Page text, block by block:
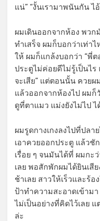
แน่” “งั้นเรามาพนันกัน ไ
ผมเดินออกจากห้อง พว
ทำเสร็จ ผมก็บอกว่าเท่า
ให้ ผมก็แกล้งบอกว่า “พี่
ประตูไม่ค่อยดีไม่รู้เป็นไ
จะเสีย” แต่ตอนนั้น ควยผ
แล้วออกจากห้องไป ผมก็
ดูที่ตาแมว แม่งยังไม่ไป
ผมรูดกางเกงลงไปที่ปลา
เอาควยออกประตู แล้วชั
เรื่อย ๆ จนมันได้ที่ ผมกะ
เลย พอสักพักผมได้ยินเสี
ช้าเลย สาวให้เร็วและร้
ป้าทำความสะอาดเข้าม
ไม่เป็นอย่างที่คิดไว้เลย
ล่ะ